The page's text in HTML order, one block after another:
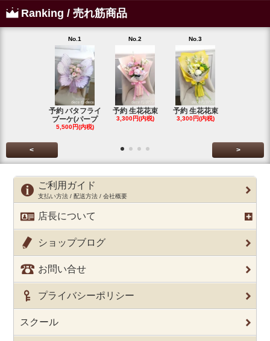
Ranking / 売れ筋商品
No.1
予約 バタフライ
ブーケ(パープ
5,500円(内税)
No.2
予約 生花花束
3,300円(内税)
No.3
予約 生花花束
3,300円(内税)
< >
ご利用ガイド
支払い方法 / 配送方法 / 会社概要
店長について
ショップブログ
お問い合せ
プライバシーポリシー
スクール